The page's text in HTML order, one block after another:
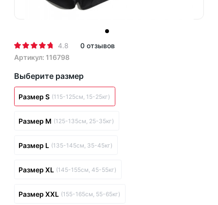
4.8
0 отзывов
Артикул: 116798
Выберите размер
Размер S (115-125см, 15-25кг)
Размер M (125-135см, 25-35кг)
Размер L (135-145см, 35-45кг)
Размер XL (145-155см, 45-55кг)
Размер XXL (155-165см, 55-65кг)